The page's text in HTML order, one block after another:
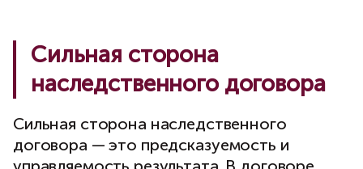
Сильная сторона
наследственного договора
Сильная сторона наследственного
договора — это предсказуемость и